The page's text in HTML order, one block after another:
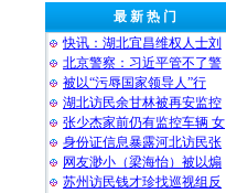
最 新 热 门
快讯：湖北宜昌维权人士刘
北京警察：习近平管不了警
被以“污辱国家领导人”行
湖北访民余甘林被再安监控
张少杰家前仍有监控车辆 女
身份证信息暴露河北访民张
网友渺小（梁海怡）被以煽
苏州访民钱才珍找巡视组反